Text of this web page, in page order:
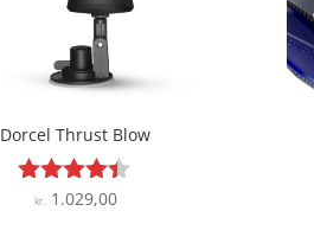
Dorcel Thrust Blow
Vurderet
kr. 1.029,00